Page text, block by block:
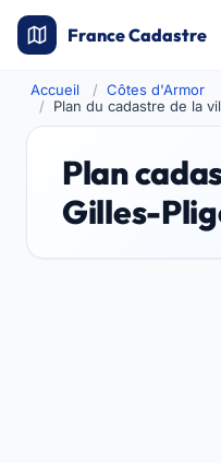
France Cadastre
Accueil
Côtes d'Armor
Plan du cadastre de la
Plan
Gilles-